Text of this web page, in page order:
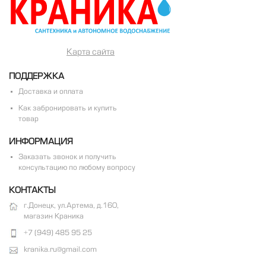
Карта сайта
ПОДДЕРЖКА
Доставка и оплата
Как забронировать и купить
товар
ИНФОРМАЦИЯ
Заказать звонок и получить
консультацию по любому вопросу
КОНТАКТЫ
г.Донецк, ул.Артема, д.160,
магазин Краника
+7 (949) 485 95 25
kranika.ru@gmail.com